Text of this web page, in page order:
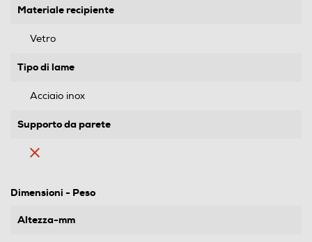
Materiale recipiente
Vetro
Tipo di lame
Acciaio inox
Supporto da parete
Dimensioni - Peso
Altezza-mm